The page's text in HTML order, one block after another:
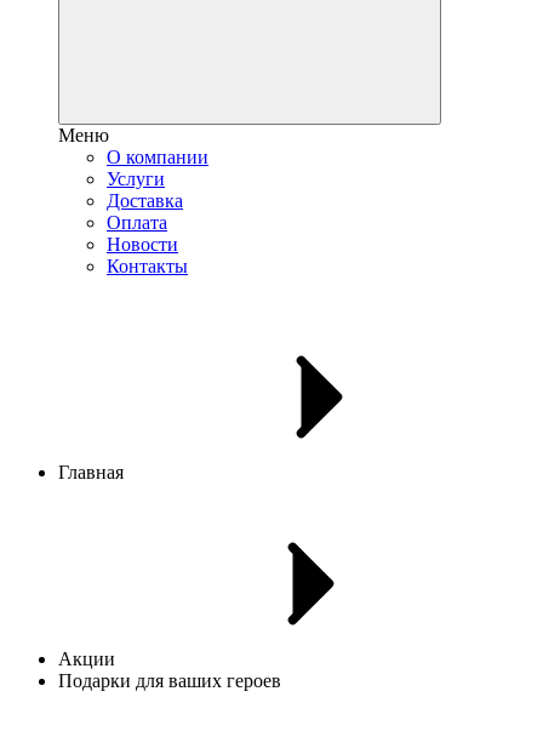
Меню
О компании
Услуги
Доставка
Оплата
Новости
Контакты
Главная
Акции
Подарки для ваших героев